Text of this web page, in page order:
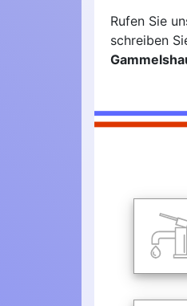
Rufen Sie
schreiben